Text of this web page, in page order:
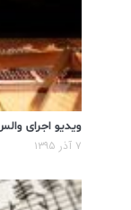
ویدیو اجرای
۷ آذر ۱۳۹۵